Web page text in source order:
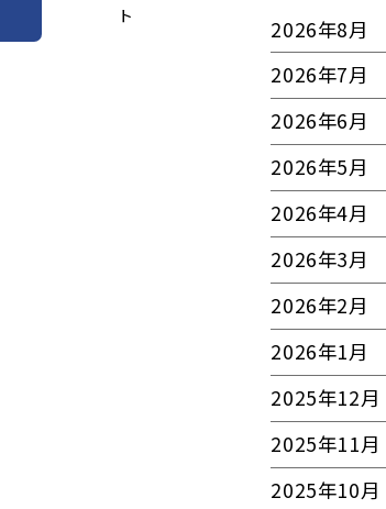
ト
2026年8月
2026年7月
2026年6月
2026年5月
2026年4月
2026年3月
2026年2月
2026年1月
2025年12月
2025年11月
2025年10月